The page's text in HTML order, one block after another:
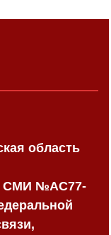
область
СМИ №AC77-